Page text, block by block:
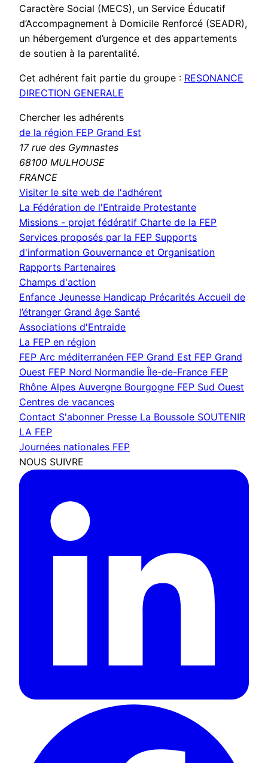
Caractère Social (MECS), un Service Éducatif
d’Accompagnement à Domicile Renforcé (SEADR),
un hébergement d’urgence et des appartements
de soutien à la parentalité.
Cet adhérent fait partie du groupe : RESONANCE
DIRECTION GENERALE
Chercher les adhérents
de la région FEP Grand Est
17 rue des Gymnastes
68100 MULHOUSE
FRANCE
Visiter le site web de l'adhérent
fenêtre)
La Fédération de l'Entraide Protestante
Missions - projet fédératif Charte de la FEP
Services proposés par la FEP Supports
d'information Gouvernance et Organisation
Rapports Partenaires
Champs d'action
Enfance Jeunesse Handicap Précarités Accueil de
l’étranger Grand âge Santé
Associations d'Entraide
La FEP en région
FEP Arc méditerranéen FEP Grand Est FEP Grand
Ouest FEP Nord Normandie Île-de-France FEP
Rhône Alpes Auvergne Bourgogne FEP Sud Ouest
Centres de vacances
Contact S'abonner Presse La Boussole SOUTENIR
LA FEP
Journées nationales FEP
NOUS SUIVRE